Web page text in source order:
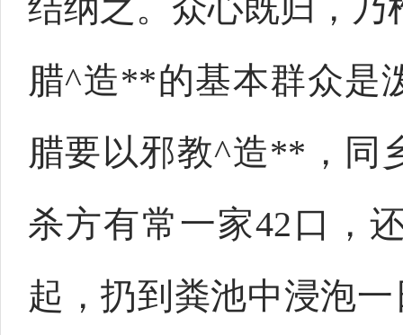
结纳之。众心既归，乃
腊^造**的基本群众是
腊要以邪教^造**，同
杀方有常一家42口，
起，扔到粪池中浸泡